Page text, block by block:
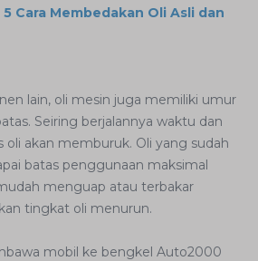
Cara Membedakan Oli Asli dan
lain, oli mesin juga memiliki umur
Seiring berjalannya waktu dan
oli akan memburuk. Oli yang sudah
batas penggunaan maksimal
menguap atau terbakar
tingkat oli menurun.
mobil ke bengkel Auto2000